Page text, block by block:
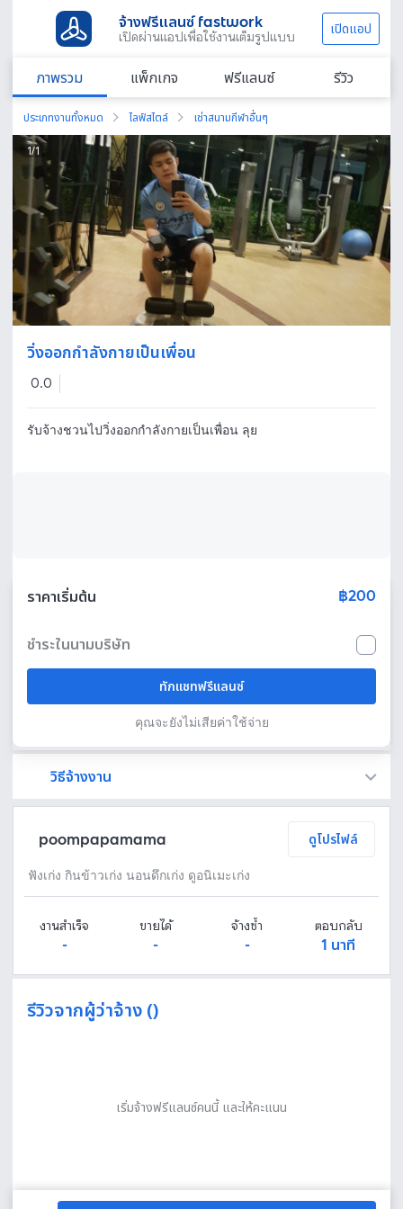
จ้างฟรีแลนซ์ fastwork
เปิดผ่านแอปเพื่อใช้งานเต็มรูปแบบ เปิดแอป
ภาพรวม แพ็กเกจ ฟรีแลนซ์ รีวิว
ประเภทงานทั้งหมด ไลฟ์สไตล์ เช่าสนามกีฬาอื่นๆ
1/1
วิ่งออกกำลังกายเป็นเพื่อน
0.0
รับจ้างชวนไปวิ่งออกกำลังกายเป็นเพื่อน ลุย
ราคาเริ่มต้น ฿200
ชำระในนามบริษัท
ทักแชทฟรีแลนซ์
คุณจะยังไม่เสียค่าใช้จ่าย
วิธีจ้างงาน
poompapamama ดูโปรไฟล์
ฟังเก่ง กินข้าวเก่ง นอนดึกเก่ง ดูอนิเมะเก่ง
งานสำเร็จ
-
ขายได้
-
จ้างซ้ำ
-
ตอบกลับ
1 นาที
รีวิวจากผู้ว่าจ้าง ()
เริ่มจ้างฟรีแลนซ์คนนี้ และให้คะแนน